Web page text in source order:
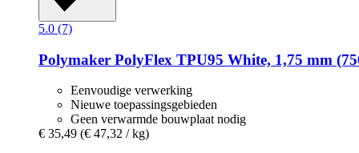
5.0 (7)
Polymaker PolyFlex TPU95 White, 1,75 mm
Eenvoudige verwerking
Nieuwe toepassingsgebieden
Geen verwarmde bouwplaat nodig
€ 35,49 (€ 47,32 / kg)